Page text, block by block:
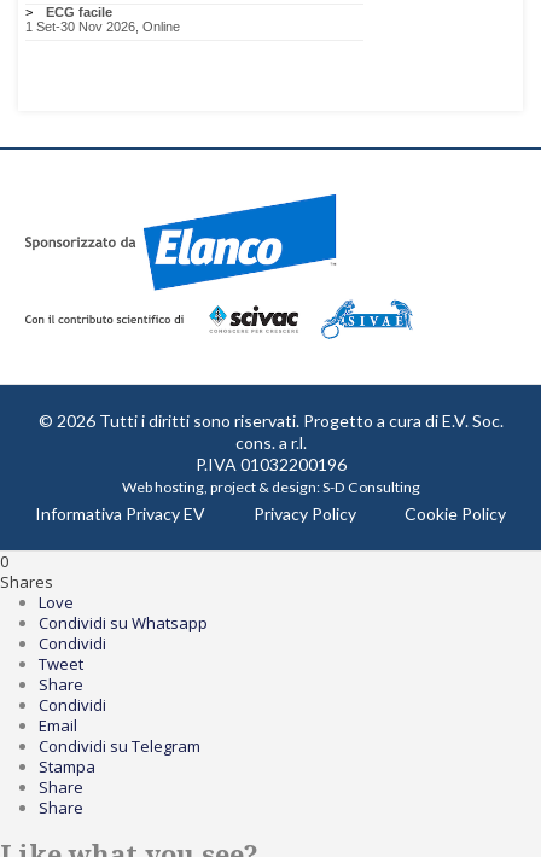
© 2026 Tutti i diritti sono riservati. Progetto a cura diE.V. Soc.
cons. a r.l.
P.IVA 01032200196
Web hosting, project & design:S-D Consulting
Informativa Privacy EV Privacy Policy Cookie Policy
0
Shares
Love
Condividi su Whatsapp
Condividi
Tweet
Share
Condividi
Email
Condividi su Telegram
Stampa
Share
Share